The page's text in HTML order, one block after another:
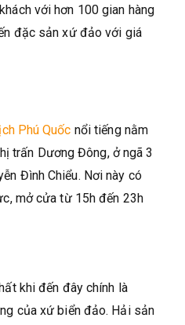
với hơn 100 gian hàng
đặc sản xứ đảo với giá
Phú Quốc nổi tiếng nằm
trấn Dương Đông, ở ngã 3
Đình Chiểu. Nơi này có
mở cửa từ 15h đến 23h
khi đến đây chính là
của xứ biển đảo. Hải sản